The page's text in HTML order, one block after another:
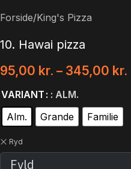
Forside/King's Pizza
10. Hawai pizza
95,00 kr. – 345,00 kr.
VARIANT : ALM.
Alm.
Grande Familie
Ryd